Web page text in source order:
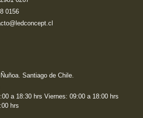
0156
Santiago de Chile.
a 18:30 hrs Viernes: 09:00 a 18:00 hrs
hrs